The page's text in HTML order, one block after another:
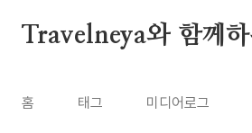
Travelneya와 함께
홈 태그 미디어로그